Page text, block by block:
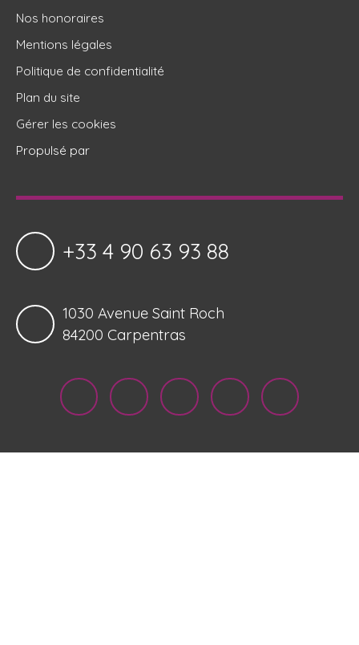
Nos honoraires
Mentions légales
Politique de confidentialité
Plan du site
Gérer les cookies
Propulsé par
+33 4 90 63 93 88
1030 Avenue Saint Roch
84200 Carpentras